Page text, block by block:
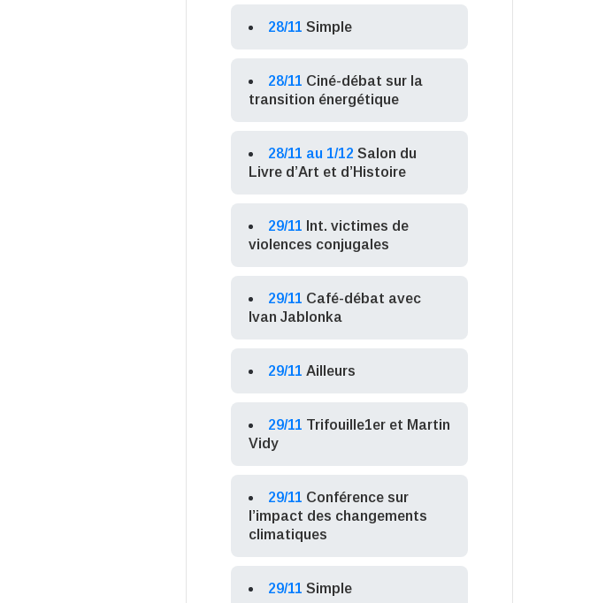
28/11 Simple
28/11 Ciné-débat sur la
transition énergétique
28/11 au 1/12 Salon du
Livre d’Art et d’Histoire
29/11 Int. victimes de
violences conjugales
29/11 Café-débat avec
Ivan Jablonka
29/11 Ailleurs
29/11 Trifouille1er et Martin
Vidy
29/11 Conférence sur
l’impact des changements
climatiques
29/11 Simple